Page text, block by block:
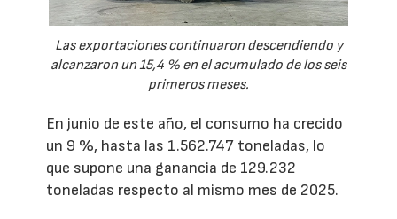
Las exportaciones continuaron descendiendo y
alcanzaron un 15,4 % en el acumulado de los seis
primeros meses.
En junio de este año, el consumo ha crecido
un 9 %, hasta las 1.562.747 toneladas, lo
que supone una ganancia de 129.232
toneladas respecto al mismo mes de 2025.